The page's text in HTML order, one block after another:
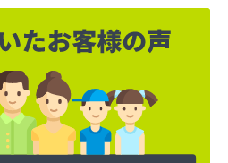
ス販売部
スセンター
センター